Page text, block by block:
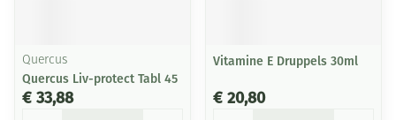
Quercus
Quercus Liv-protect Tabl 45
€ 33,88
Vitamine E Druppels 30ml
€ 20,80